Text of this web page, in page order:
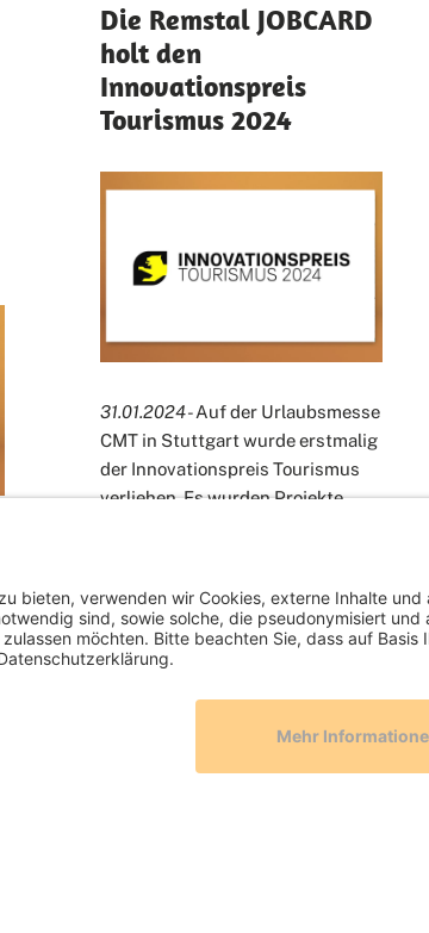
Die Remstal JOBCARD
holt den
Innovationspreis
Tourismus 2024
31.01.2024- Auf der Urlaubsmesse
CMT in Stuttgart wurde erstmalig
der Innovationspreis Tourismus
verliehen. Es wurden Projekte
WEITERLESEN